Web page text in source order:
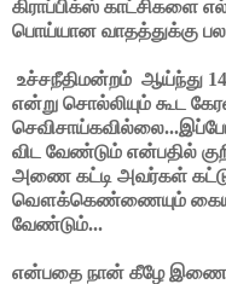
கிராப்பிக்ஸ் காட்சிகளை
பொய்யான வாதத்துக்கு
உச்சநீதிமன்றம் ஆய்ந்து
என்று சொல்லியும் கூட
விட வேண்டும் என்பதில்
அணை கட்டி அவர்கள்
வௌக்கெண்ணையும்
வேண்டும்...
என்பதை நான் கீழே